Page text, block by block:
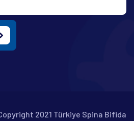
2021 Türkiye Spina Bifida